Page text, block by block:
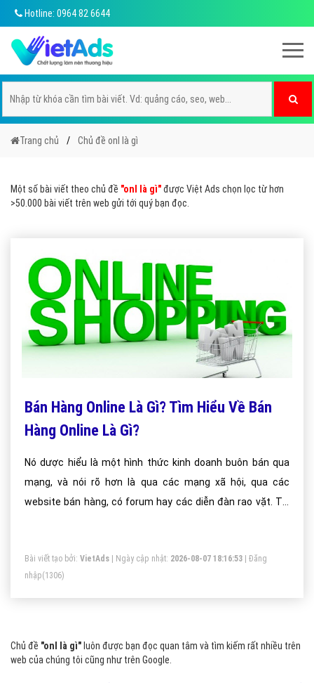
Hotline: 0964 82 6644
Trang chủ Chủ đề onl là gì
Một số bài viết theo chủ đề "onl là gì"được Việt Ads chọn lọc từ hơn
>50.000 bài viết trên web gửi tới quý bạn đọc.
Bán Hàng Online Là Gì? Tìm Hiểu Về Bán
Hàng Online Là Gì?
Nó dược hiểu là một hình thức kinh doanh buôn bán qua
mạng, và nói rõ hơn là qua các mạng xã hội, qua các
website bán hàng, có forum hay các diễn đàn rao vặt. Tại
Bài viết tạo bởi: VietAds | Ngày cập nhật: 2026-08-07 18:16:53
Đăng
nhập(1306)
Chủ đề "onl là gì" luôn được bạn đọc quan tâm và tìm kiếm rất nhiều trên
web của chúng tôi cũng như trên Google.